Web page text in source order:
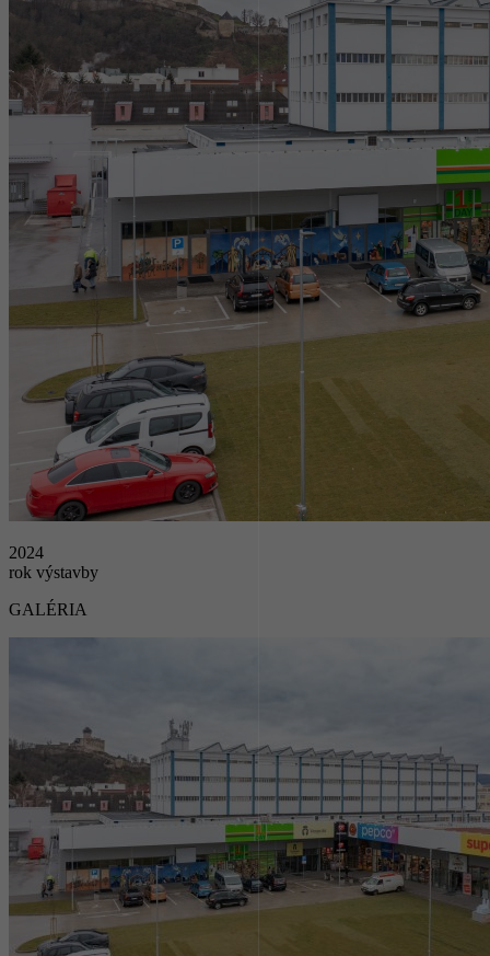
2024
rok výstavby
GALÉRIA